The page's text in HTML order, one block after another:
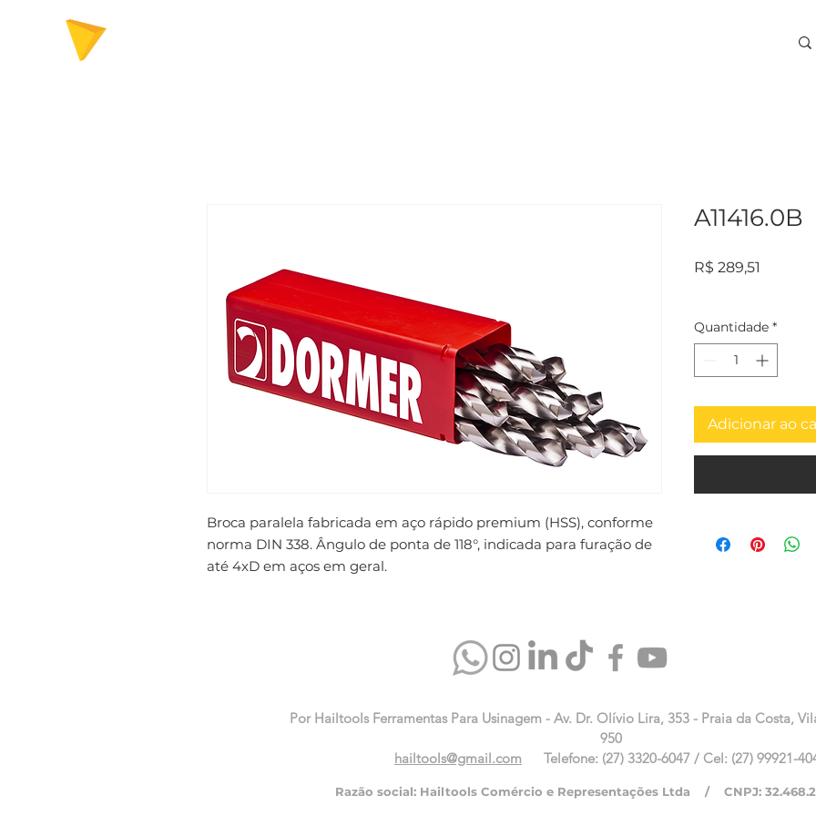
Broca paralela fabricada em aço rápido premium (HSS), conforme
norma DIN 338. Ângulo de ponta de 118°, indicada para furação de
até 4xD em aços em geral.
A11416.0B
R$ 289,51
Quantidade *
Adicionar ao
Por Hailtools Ferramentas Para Usinagem - Av. Dr. Olívio Lira, 353 - Praia da Costa,
950
hailtools@gmail.com
Telefone: (27) 3320-6047 / Cel: (27) 99921-
Razão social: Hailtools Comércio e Representações Ltda / CNPJ: